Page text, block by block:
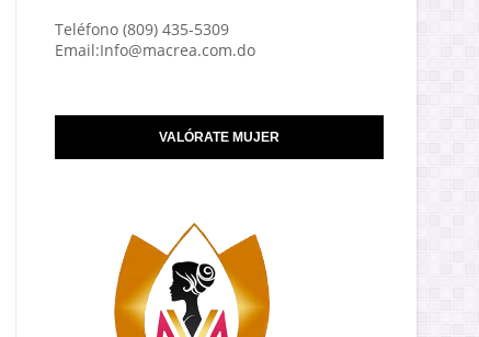
Teléfono (809) 435-5309
Email:Info@macrea.com.do
VALÓRATE MUJER